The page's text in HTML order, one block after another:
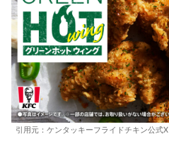
引用元：ケンタッキーフライドチキン公式X